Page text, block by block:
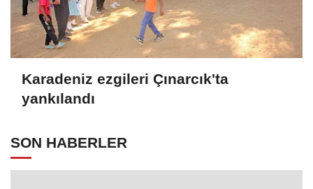
Karadeniz ezgileri Çınarcık'ta
yankılandı
SON HABERLER